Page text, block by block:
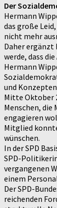
Der
Hermann
das große
nicht mehr
Daher ergänzt
werde, dass
Hermann
und
Mitte Oktober
Menschen, die
engagieren
Mitglied
wünschen.
In der SPD
SPD-
vergangenen
einem
Der SPD-
reichenden